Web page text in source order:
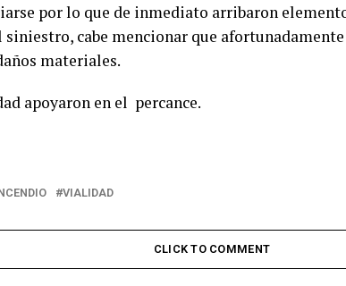
por lo que de inmediato arribaron
cabe mencionar que
materiales.
apoyaron en el percance.
VIALIDAD
CLICK TO COMMENT